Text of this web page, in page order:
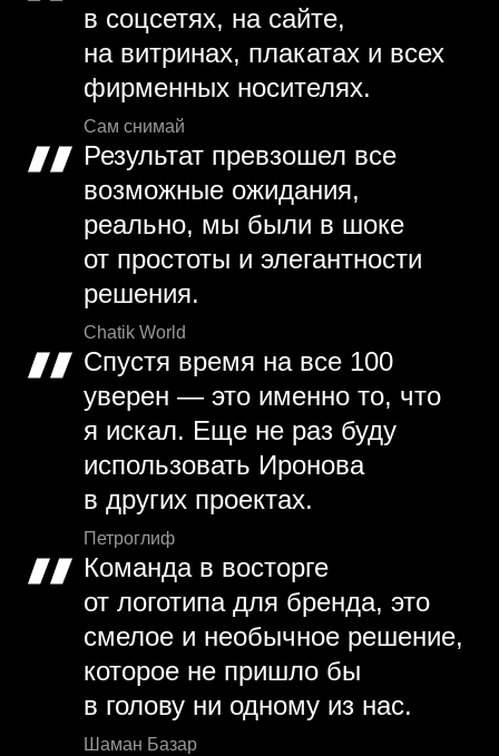
в соцсетях, на сайте,
на витринах, плакатах и всех
фирменных носителях.
Сам снимай
Результат превзошел все
возможные ожидания,
реально, мы были в шоке
от простоты и элегантности
решения.
Chatik World
Спустя время на все 100
уверен — это именно то, что
я искал. Еще не раз буду
использовать Иронова
в других проектах.
Петроглиф
Команда в восторге
от логотипа для бренда, это
смелое и необычное решение,
которое не пришло бы
в голову ни одному из нас.
Шаман Базар